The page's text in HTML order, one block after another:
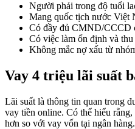
Người phải trong độ tuổi
Mang quốc tịch nước Việt
Có đầy đủ CMND/CCCD
Có việc làm ổn định và
Không mắc nợ xấu từ
Vay 4 triệu lãi suất
Lãi suất là thông tin quan trong
vay tiền online. Có thể hiểu
hơn so với vay vốn tại ngân hàng.